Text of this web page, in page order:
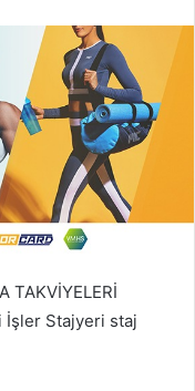
TAKVİYELERİ
İşler Stajyeri staj